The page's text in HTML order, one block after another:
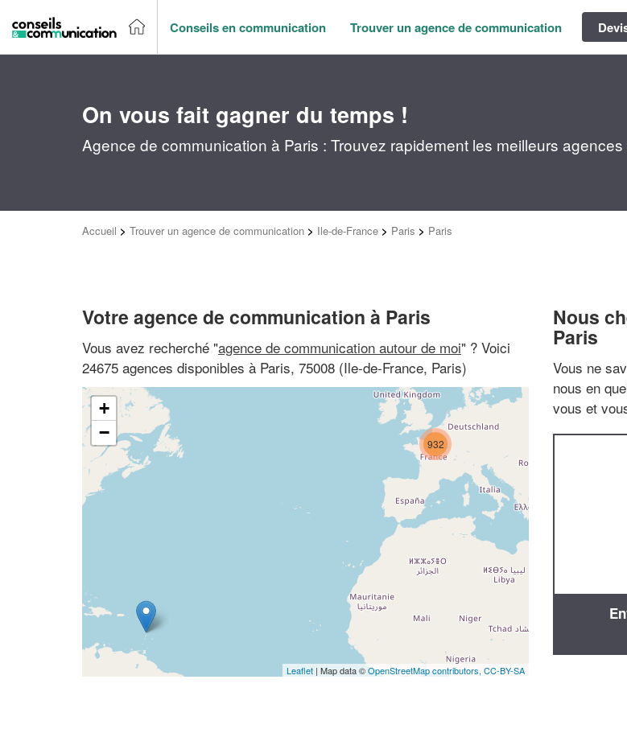
Conseils en communication Trouver un agence de communication
On vous fait gagner du temps !
Agence de communication à Paris : Trouvez rapidement les meilleurs
Accueil > Trouver un agence de communication > Ile-de-France > Paris > Paris
Votre agence de communication à Paris
Vous avez recherché "agence de communication autour de moi" ? Voici
24675 agences disponibles à Paris, 75008 (Ile-de-France, Paris)
932
+
−
Leaflet | Map data ©OpenStreetMap contributors, CC-BY-SA
Nous
Paris
Vous ne
nous en
vous et